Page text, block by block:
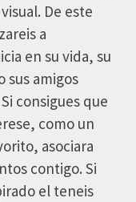
De este
a
en su vida, su
sus amigos
consigues que
como un
asociara
contigo. Si
el teneis